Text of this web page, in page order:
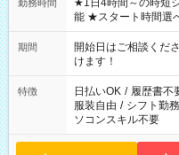
勤務時間
★1日4時間～の時短シフトOK ★もちろんフ
能 ★スタート時間選
20:00 など 残業なし！ ※Wワークの場合、他のお仕事と合
週40時間超の就業は
間以上勤務は社会保
（日雇い派遣の原則
案内が難しい場合が
期間
開始日はご相談くだ
けます！
特徴 日払いOK / 履歴書不
服装自由 / シフト勤務
ソコンスキル不要